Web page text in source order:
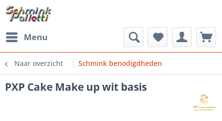
Menu
Naar overzicht Schmink benodigdheden
PXP Cake Make up wit basis